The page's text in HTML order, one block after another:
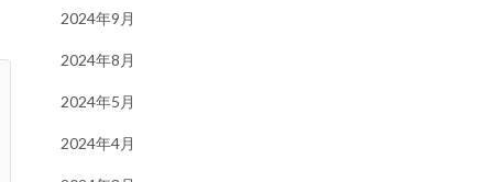
2024年9月
2024年8月
2024年5月
2024年4月